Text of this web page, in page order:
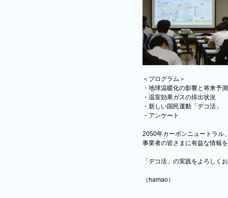
＜プログラム＞
・地球温暖化の影響と将来予測
・温室効果ガスの排出状況
・新しい国民運動「デコ活」
・アンケート
2050年カーボンニュートラル
事業者の皆さまに有益な情報
「デコ活」の実践をよろしく
（hamao）